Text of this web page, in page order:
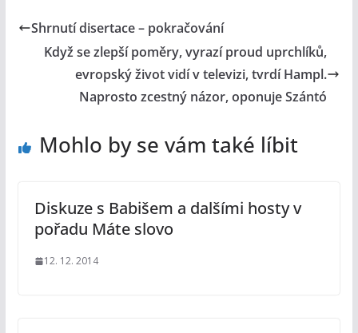
Shrnutí disertace – pokračování
Když se zlepší poměry, vyrazí proud uprchlíků,
evropský život vidí v televizi, tvrdí Hampl.
Naprosto zcestný názor, oponuje Szántó
Mohlo by se vám také líbit
Diskuze s Babišem a dalšími hosty v
pořadu Máte slovo
12. 12. 2014